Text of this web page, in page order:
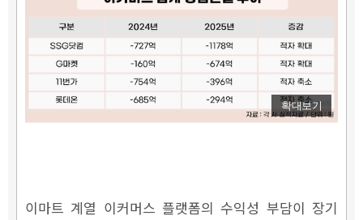
확대보기
이마트 계열 이커머스 플랫폼의 수익성 부담이 장기